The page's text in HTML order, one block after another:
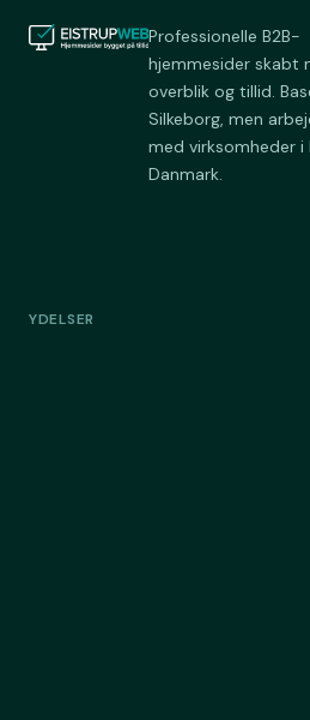
Professionelle B2B-
hjemmesider skabt
overblik og tillid.
Silkeborg, men
med virksomheder i
Danmark.
YDELSER